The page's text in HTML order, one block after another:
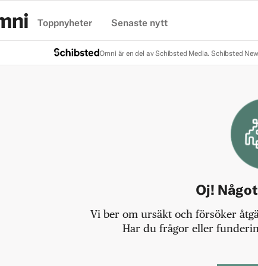
Toppnyheter Senaste nytt
Omni är en del av Schibsted Media. Schibsted
Oj!
Vi ber om ursäkt och försöker
Har du frågor eller